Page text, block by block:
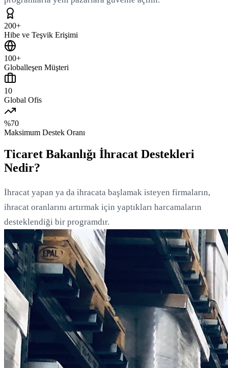
200+
Hibe ve Teşvik Erişimi
100+
Globalleşen Müşteri
10
Global Ofis
%70
Maksimum Destek Oranı
Ticaret Bakanlığı İhracat Destekleri
Nedir?
İhracat yapan ya da ihracata başlamak isteyen firmaların,
ihracat oranlarını artırmak için yaptıkları harcamaların
desteklendiği bir programdır.